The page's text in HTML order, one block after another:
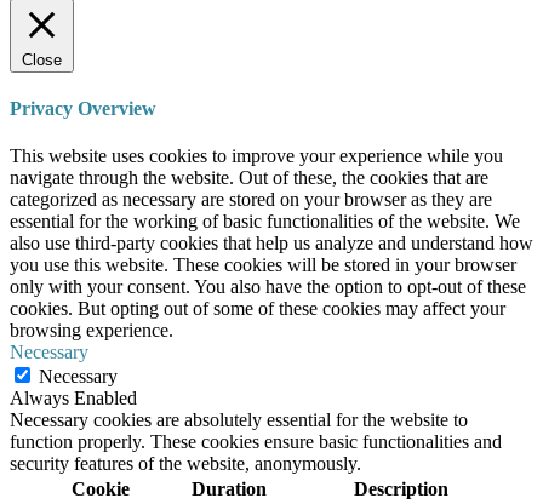
Close
Privacy Overview
This website uses cookies to improve your experience while you
navigate through the website. Out of these, the cookies that are
categorized as necessary are stored on your browser as they are
essential for the working of basic functionalities of the website. We
also use third-party cookies that help us analyze and understand how
you use this website. These cookies will be stored in your browser
only with your consent. You also have the option to opt-out of these
cookies. But opting out of some of these cookies may affect your
browsing experience.
Necessary
Necessary
Always Enabled
Necessary cookies are absolutely essential for the website to
function properly. These cookies ensure basic functionalities and
security features of the website, anonymously.
Cookie
Duration Description